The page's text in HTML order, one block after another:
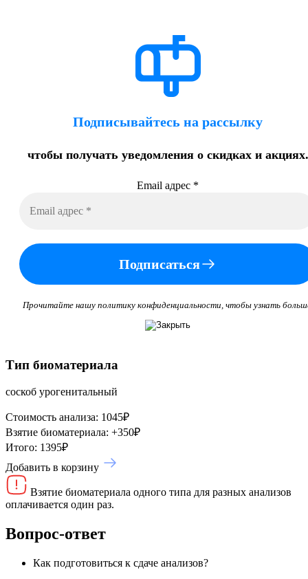
Подписывайтесь на рассылку
чтобы получать уведомления о скидках и акциях.
Email адрес *
Подписаться
Прочитайте нашу политику конфиденциальности, чтобы узнать
Тип биоматериала
соскоб урогенитальный
Стоимость анализа: 1045₽
Взятие биоматериала: +350₽
Итого: 1395₽
Добавить в корзину
Взятие биоматериала одного типа для разных анализов
оплачивается один раз.
Вопрос-ответ
Как подготовиться к сдаче анализов?